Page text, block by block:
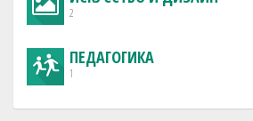
2
ПЕДАГОГИКА
1